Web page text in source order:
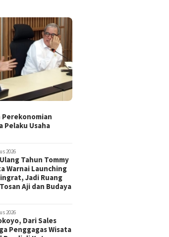
Perekonomian
Pelaku Usaha
2026
Tahun Tommy
Warnai Launching
Jadi Ruang
Aji dan Budaya
2026
Dari Sales
Penggagas Wisata